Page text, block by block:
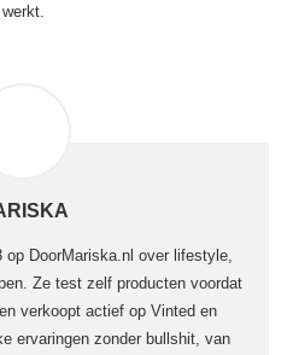
DoorMariska.nl over lifestyle,
Ze test zelf producten voordat
verkoopt actief op Vinted en
ervaringen zonder bullshit, van